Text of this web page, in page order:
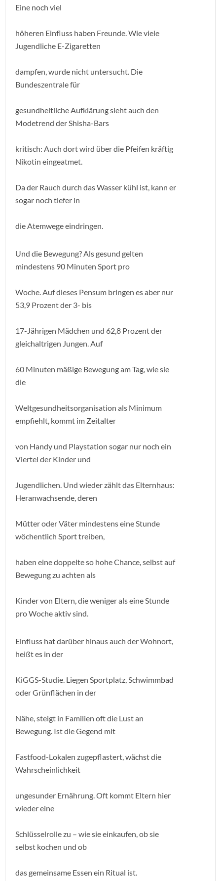
Eine noch viel
höheren Einfluss haben Freunde. Wie viele
Jugendliche E-Zigaretten
dampfen, wurde nicht untersucht. Die
Bundeszentrale für
gesundheitliche Aufklärung sieht auch den
Modetrend der Shisha-Bars
kritisch: Auch dort wird über die Pfeifen kräftig
Nikotin eingeatmet.
Da der Rauch durch das Wasser kühl ist, kann er
sogar noch tiefer in
die Atemwege eindringen.
Und die Bewegung? Als gesund gelten
mindestens 90 Minuten Sport pro
Woche. Auf dieses Pensum bringen es aber nur
53,9 Prozent der 3- bis
17-Jährigen Mädchen und 62,8 Prozent der
gleichaltrigen Jungen. Auf
60 Minuten mäßige Bewegung am Tag, wie sie
die
Weltgesundheitsorganisation als Minimum
empfiehlt, kommt im Zeitalter
von Handy und Playstation sogar nur noch ein
Viertel der Kinder und
Jugendlichen. Und wieder zählt das Elternhaus:
Heranwachsende, deren
Mütter oder Väter mindestens eine Stunde
wöchentlich Sport treiben,
haben eine doppelte so hohe Chance, selbst auf
Bewegung zu achten als
Kinder von Eltern, die weniger als eine Stunde
pro Woche aktiv sind.
Einfluss hat darüber hinaus auch der Wohnort,
heißt es in der
KiGGS-Studie. Liegen Sportplatz, Schwimmbad
oder Grünflächen in der
Nähe, steigt in Familien oft die Lust an
Bewegung. Ist die Gegend mit
Fastfood-Lokalen zugepflastert, wächst die
Wahrscheinlichkeit
ungesunder Ernährung. Oft kommt Eltern hier
wieder eine
Schlüsselrolle zu – wie sie einkaufen, ob sie
selbst kochen und ob
das gemeinsame Essen ein Ritual ist.